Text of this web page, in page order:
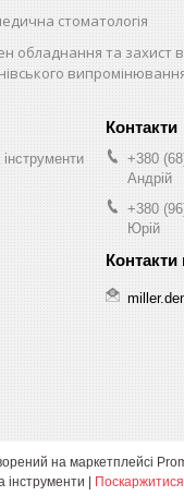
стоматологія
обладнання та захист
+380
Андрій
+380
Юрій
на маркетплейсі
Miller Dental - Стоматологічне обладнання та інструменти |